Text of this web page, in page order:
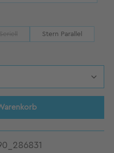
Stern Parallel
den gewünschten